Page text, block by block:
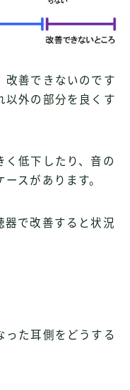
改善できないのです
以外の部分を良くす
く低下したり、音の
スがあります。
器で改善すると状況
った耳側をどうする